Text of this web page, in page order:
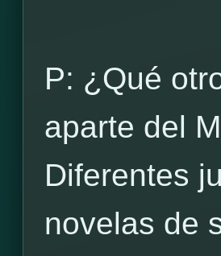
P: ¿Qué
aparte del
Diferentes
novelas de